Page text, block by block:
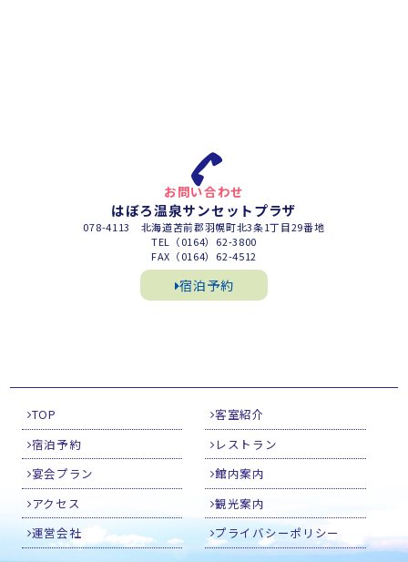
お問い合わせ
はぼろ温泉サンセットプラザ
078-4113 北海道苫前郡羽幌町北3条1丁目29番地
TEL（0164）62-3800
FAX（0164）62-4512
宿泊予約
TOP
客室紹介
宿泊予約
レストラン
宴会プラン
館内案内
アクセス
観光案内
運営会社
プライバシーポリシー